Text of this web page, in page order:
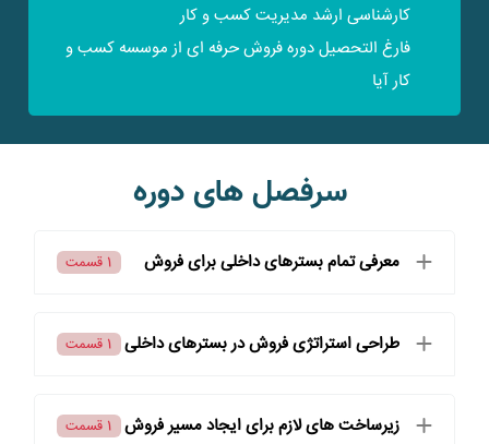
کارشناسی ارشد مدیریت کسب و کار
فارغ التحصیل دوره فروش حرفه ای از موسسه کسب و
کار آیا
سرفصل های دوره
معرفی تمام بسترهای داخلی برای فروش 1 قسمت
طراحی استراتژی فروش در بسترهای داخلی 1 قسمت
زیرساخت های لازم برای ایجاد مسیر فروش 1 قسمت